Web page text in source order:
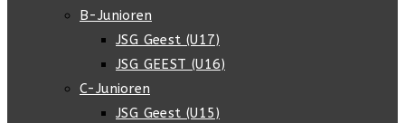
B-Junioren
JSG Geest (U17)
JSG GEEST (U16)
C-Junioren
JSG Geest (U15)